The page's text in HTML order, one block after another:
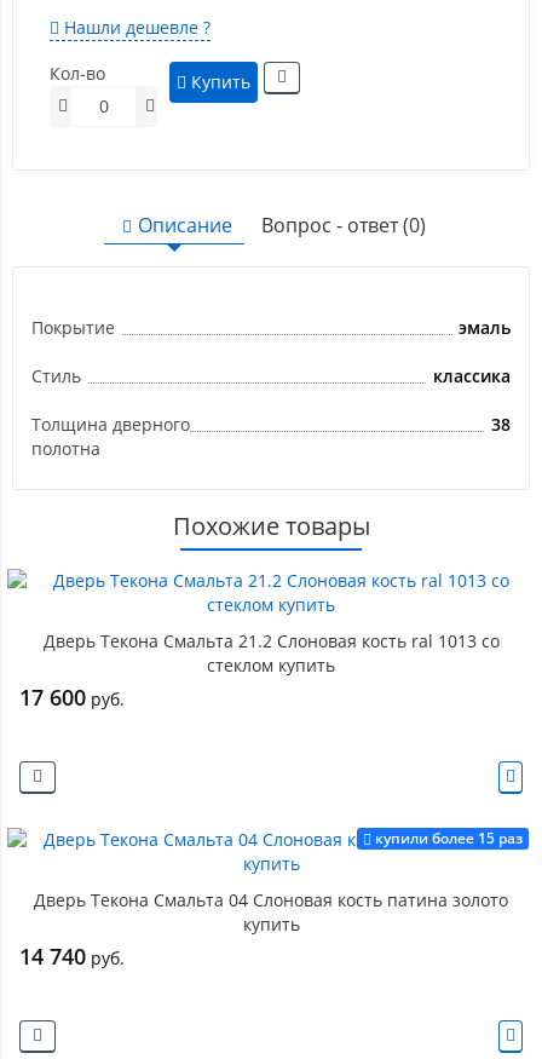
Нашли дешевле ?
Кол-во
Купить
Описание Вопрос - ответ (0)
Покрытие эмаль
Стиль классика
Толщина дверного
полотна
38
Похожие товары
Дверь Текона Смальта 21.2 Слоновая кость ral 1013 со
стеклом купить
17 600 руб.
купили более 15 раз
Дверь Текона Смальта 04 Слоновая кость патина золото
купить
14 740 руб.